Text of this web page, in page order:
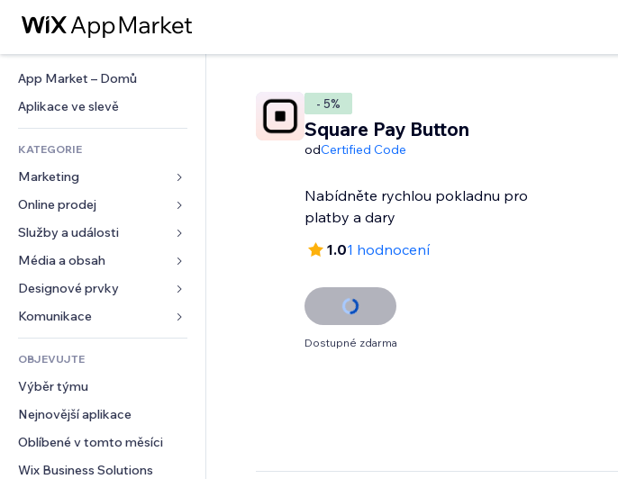
App Market – Domů
Aplikace ve slevě
KATEGORIE
Marketing
Reklamy
Mobilní zařízení
Analytika
Výpisy webu
E‑mail
Online prodej
Aplikace pro obchody
Doprava a doručení
Tlačítka pro prodej
Účetnictví
Kupóny a věrnostní programy
Skladování
Služby a události
Ubytování
Události
Restaurace
Nemovitosti
Rezervace
Média a obsah
Galerie
Hudba
Podcasty
Fotografie
Video
PDF
Sdílení souborů
Novinky
Designové prvky
Mapy a navigace
Soukromí a bezpečnost
Hodiny
Šablony stránek
Efekty pro obrázky
Tlačítka a nabídky
Bannery a odznaky
Formuláře
Ankety
Chat
Komentáře
Telefon
OBJEVUJTE
Výběr týmu
Nejnovější aplikace
Oblíbené v tomto měsíci
Wix Business Solutions
- 5%
Square Pay Button
odCertified Code
Nabídněte rychlou pokladnu pro
platby a dary
1.01 hodnocení
Dostupné zdarma